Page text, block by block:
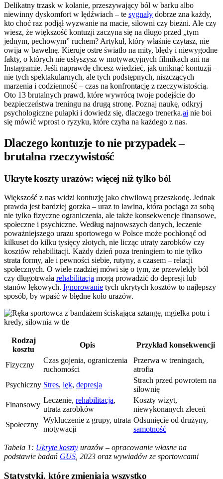
Delikatny trzask w kolanie, przeszywający ból w barku albo
niewinny dyskomfort w lędźwiach – te sygnały dobrze zna każdy,
kto choć raz podjął wyzwanie na macie, siłowni czy bieżni. Ale czy
wiesz, że większość kontuzji zaczyna się na długo przed „tym
jednym, pechowym” ruchem? Artykuł, który właśnie czytasz, nie
owija w bawełnę. Kieruje ostre światło na mity, błędy i niewygodne
fakty, o których nie usłyszysz w motywacyjnych filmikach ani na
Instagramie. Jeśli naprawdę chcesz wiedzieć, jak uniknąć kontuzji –
nie tych spektakularnych, ale tych podstępnych, niszczących
marzenia i codzienność – czas na konfrontację z rzeczywistością.
Oto 13 brutalnych prawd, które wywrócą twoje podejście do
bezpieczeństwa treningu na drugą stronę. Poznaj naukę, odkryj
psychologiczne pułapki i dowiedz się, dlaczego trenerka.ai nie boi
się mówić wprost o ryzyku, które czyha na każdego z nas.
Dlaczego kontuzje to nie przypadek –
brutalna rzeczywistość
Ukryte koszty urazów: więcej niż tylko ból
Większość z nas widzi kontuzję jako chwilową przeszkodę. Jednak
prawda jest bardziej gorzka – uraz to lawina, która pociąga za sobą
nie tylko fizyczne ograniczenia, ale także konsekwencje finansowe,
społeczne i psychiczne. Według najnowszych danych, leczenie
poważniejszego urazu sportowego w Polsce może pochłonąć od
kilkuset do kilku tysięcy złotych, nie licząc utraty zarobków czy
kosztów rehabilitacji. Każdy dzień poza treningiem to nie tylko
strata formy, ale i pewności siebie, rutyny, a czasem – relacji
społecznych. O wiele rzadziej mówi się o tym, że przewlekły ból
czy długotrwała rehabilitacja mogą prowadzić do depresji lub
stanów lękowych. Ignorowanie tych ukrytych kosztów to najlepszy
sposób, by wpaść w błędne koło urazów.
Rodzaj
kosztu
Opis Przykład konsekwencji
Fizyczny
Czas gojenia, ograniczenia
ruchomości
Przerwa w treningach,
atrofia
Psychiczny Stres, lęk, depresja
Strach przed powrotem na
siłownię
Finansowy
Leczenie, rehabilitacja,
utrata zarobków
Koszty wizyt,
niewykonanych zleceń
Społeczny
Wykluczenie z grupy, utrata
motywacji
Odsunięcie od drużyny,
samotność
Tabela 1: Ukryte koszty urazów – opracowanie własne na
podstawie badań GUS , 2023 oraz wywiadów ze sportowcami
Statystyki, które zmieniają wszystko